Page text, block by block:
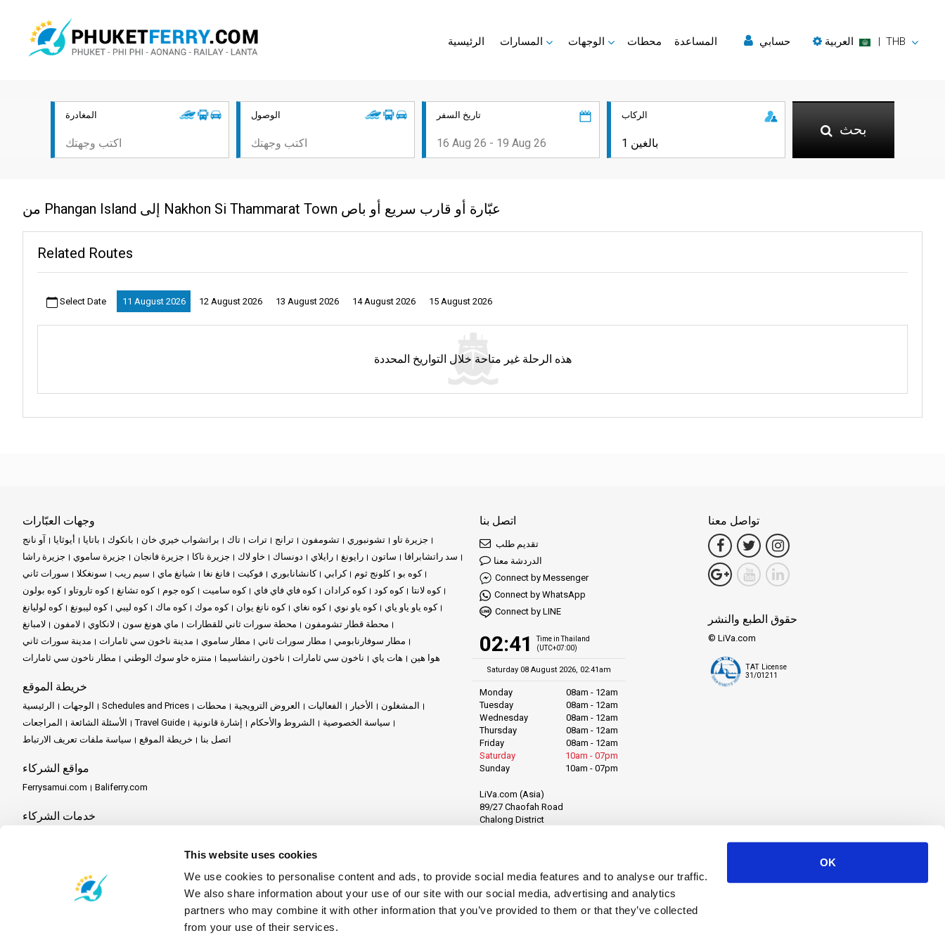
This website uses cookies
We use cookies to personalise content and ads, to provide social media features and to analyse our traffic.
We also share information about your use of our site with our social media, advertising and analytics
partners who may combine it with other information that you’ve provided to them or that they’ve collected
from your use of their services.
OK
الرئيسية المسارات الوجهات محطات المساعدة حسابي العربية | THB
المغادرة الوصول تاريخ السفر الركاب
بحث
من Phangan Island إلى Nakhon Si Thammarat Town عبّارة أو قارب سريع أو باص
Related Routes
Select Date 11 August 2026 12 August 2026 13 August 2026 14 August 2026 15 August 2026
هذه الرحلة غير متاحة خلال التواريخ المحددة
وجهات العبّارات
آو نانج أيوثايا باتايا بانكوك براتشواب خيري خان تاك ترات ترانج تشومفون تشونبوري
جزيرة تاو
جزيرة راشا
جزيرة ساموي جزيرة فانجان جزيرة ناكا خاو لاك دونساك رايلاي رايونغ ساتون
سد راتشابرافا
سورات ثاني
سونغكلا سيم ريب شيانغ ماي فانغ نغا فوكيت كانشانابوري كرابي كلونج ثوم
كوه بو
كوه بولون
كوه تاروتاو كوه تشانغ كوه جوم كوه ساميت كوه فاي فاي فاي كوه كرادان كوه كود
كوه لانتا
كوه لوليانغ
كوه ليبونغ كوه ليبي كوه ماك كوه موك كوه نانغ يوان كوه نغاي كوه ياو نوي
كوه ياو ياو ياي
لامبانغ
لامفون لانكاوي ماي هونغ سون محطة سورات ثاني للقطارات
محطة قطار تشومفون
مدينة سورات ثاني
مدينة ناخون سي ثامارات مطار ساموي مطار سورات ثاني
مطار سوفارنابومي
مطار ناخون سي ثامارات
منتزه خاو سوك الوطني ناخون راتشاسيما ناخون سي ثامارات هات ياي هوا هين
خريطة الموقع
الرئيسية الوجهات Schedules and Prices محطات العروض الترويجية الفعاليات الأخبار
المشغلون
المراجعات
الأسئلة الشائعة Travel Guide إشارة قانونية الشروط والأحكام
سياسة الخصوصية
سياسة ملفات تعريف الارتباط
خريطة الموقع اتصل بنا
مواقع الشركاء
Ferrysamui.com Baliferry.com
خدمات الشركاء
اتصل بنا
تقديم طلب
الدردشة معنا
Connect by Messenger
Connect by WhatsApp
Connect by LINE
02:41
Time in Thailand
(UTC+07:00)
Saturday 08 August 2026, 02:41am
Monday
08am - 12am
Tuesday
08am - 12am
Wednesday
08am - 12am
Thursday
08am - 12am
Friday
08am - 12am
Saturday
10am - 07pm
Sunday
10am - 07pm
LiVa.com (Asia)
89/27 Chaofah Road
Chalong District
تواصل معنا
حقوق الطبع والنشر
© LiVa.com
TAT License
31/01211